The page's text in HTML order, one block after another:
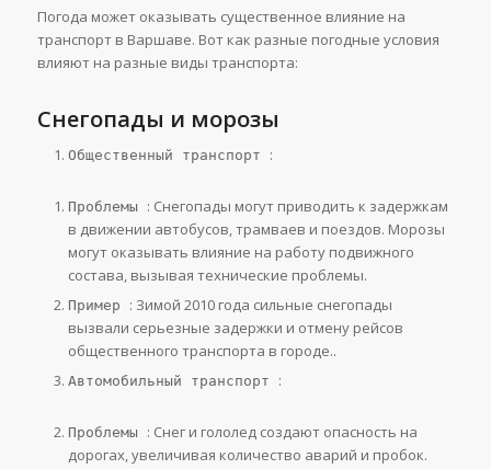
Погода может оказывать существенное влияние на
транспорт в Варшаве. Вот как разные погодные условия
влияют на разные виды транспорта:
Снегопады и морозы
Общественный транспорт :
Проблемы : Снегопады могут приводить к задержкам
в движении автобусов, трамваев и поездов. Морозы
могут оказывать влияние на работу подвижного
состава, вызывая технические проблемы.
Пример : Зимой 2010 года сильные снегопады
вызвали серьезные задержки и отмену рейсов
общественного транспорта в городе.​.
Автомобильный транспорт :
Проблемы : Снег и гололед создают опасность на
дорогах, увеличивая количество аварий и пробок.